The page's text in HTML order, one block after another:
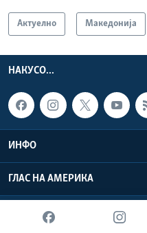
Актуелно Македонија
НАКУСО...
ИНФО
ГЛАС НА АМЕРИКА
Глас на Америка ©